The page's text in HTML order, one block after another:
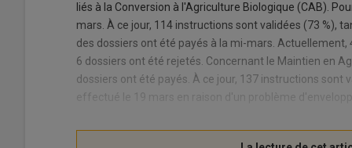
liés à la Conversion à l'Agriculture Biologique (CAB).
mars. À ce jour, 114 instructions sont validées (73 %),
des dossiers ont été payés à la mi-mars.
6 dossiers ont été rejetés. Concernant le Maintien en
dossiers ont été payés. À ce jour, 137 instructions sont
effectué le 19 mars en raison d'un problème